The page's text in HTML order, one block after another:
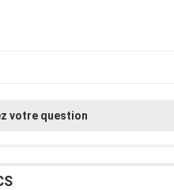
votre question